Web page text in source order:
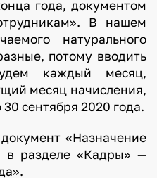
года, документом
В нашем
натурального
потому вводить
каждый месяц,
месяц начисления,
сентября 2020 года.
«Назначение
в разделе «Кадры» —